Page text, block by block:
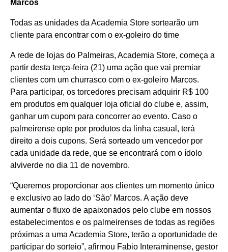
Marcos
Todas as unidades da Academia Store sortearão um
cliente para encontrar com o ex-goleiro do time
A rede de lojas do Palmeiras, Academia Store, começa a
partir desta terça-feira (21) uma ação que vai premiar
clientes com um churrasco com o ex-goleiro Marcos.
Para participar, os torcedores precisam adquirir R$ 100
em produtos em qualquer loja oficial do clube e, assim,
ganhar um cupom para concorrer ao evento. Caso o
palmeirense opte por produtos da linha casual, terá
direito a dois cupons. Será sorteado um vencedor por
cada unidade da rede, que se encontrará com o ídolo
alviverde no dia 11 de novembro.
“Queremos proporcionar aos clientes um momento único
e exclusivo ao lado do ‘São’ Marcos. A ação deve
aumentar o fluxo de apaixonados pelo clube em nossos
estabelecimentos e os palmeirenses de todas as regiões
próximas a uma Academia Store, terão a oportunidade de
participar do sorteio”, afirmou Fabio Interaminense, gestor